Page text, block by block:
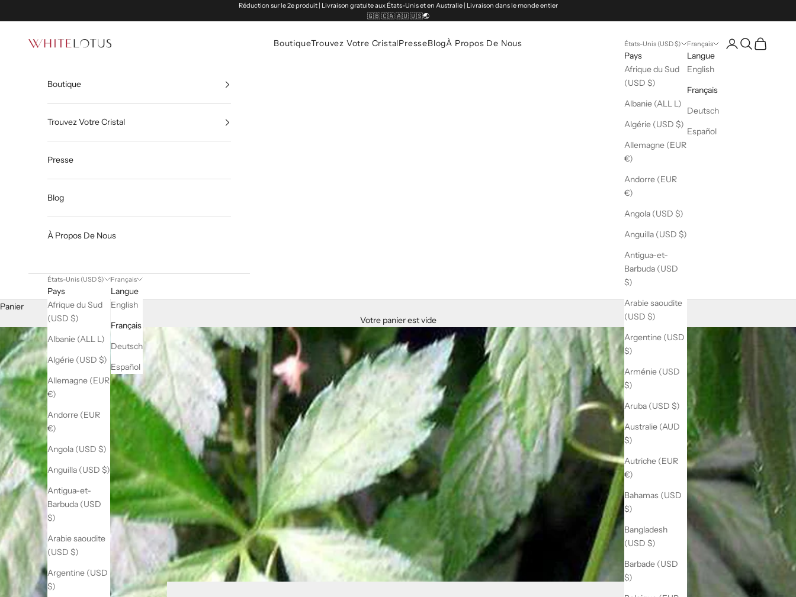
Réduction sur le 2e produit | Livraison gratuite aux États-Unis et en Australie | Livraison dans le monde entier
🇬🇧 🇨🇦 🇦🇺 🇺🇸🌏
White Lotus BoutiqueTrouvez Votre CristalPresseBlogÀ Propos De Nous États-Unis (USD $)
Pays
Afrique du Sud
(USD $)
Albanie (ALL L)
Algérie (USD $)
Allemagne (EUR
€)
Andorre (EUR
€)
Angola (USD $)
Anguilla (USD $)
Antigua-et-
Barbuda (USD
$)
Arabie saoudite
(USD $)
Argentine (USD
$)
Arménie (USD
$)
Aruba (USD $)
Australie (AUD
$)
Autriche (EUR
€)
Bahamas (USD
$)
Bangladesh
(USD $)
Barbade (USD
$)
Français
Langue
English
Français
Deutsch
Español
Ouvrir le compte
Ouvrir la
Voir le
Boutique
Trouvez Votre Cristal
Presse
Blog
À Propos De Nous
États-Unis (USD $)
Pays
Afrique du Sud
(USD $)
Albanie (ALL L)
Algérie (USD $)
Allemagne (EUR
€)
Andorre (EUR
€)
Angola (USD $)
Anguilla (USD $)
Antigua-et-
Barbuda (USD
$)
Arabie saoudite
(USD $)
Argentine (USD
$)
Français
Langue
English
Français
Deutsch
Español
Panier
Votre panier est vide